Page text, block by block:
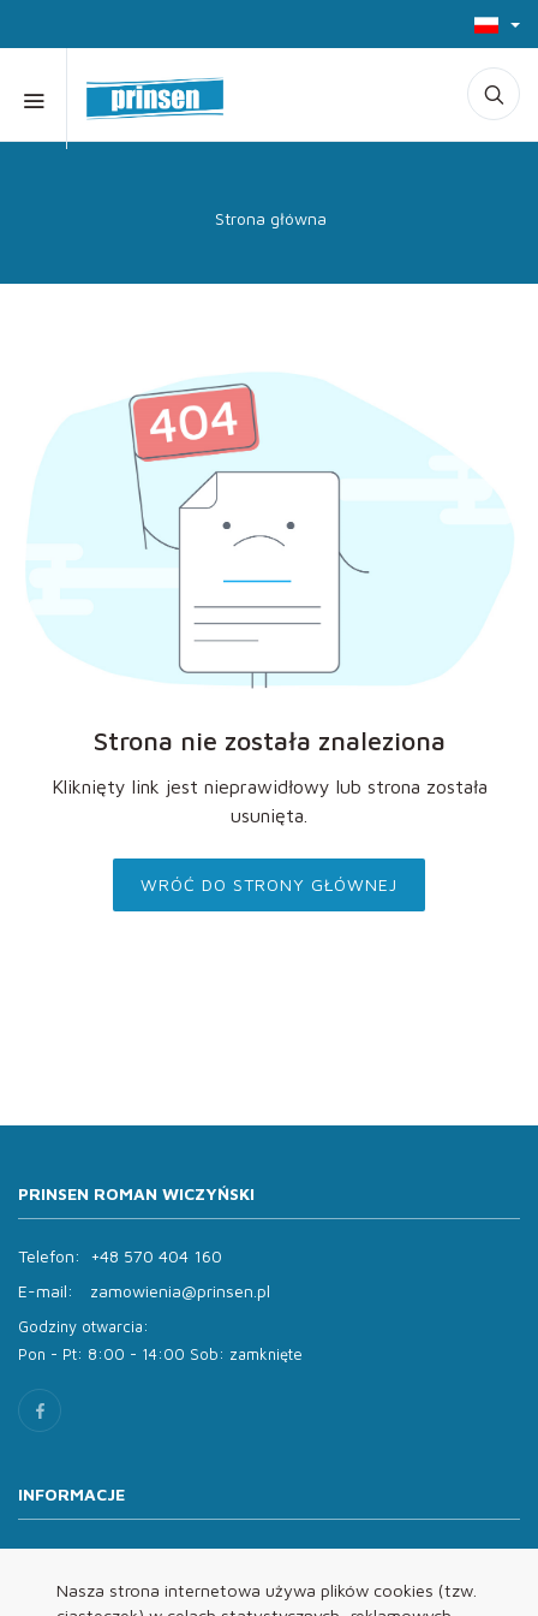
Nasza strona internetowa używa plików cookies (tzw.
Strona główna
Strona nie została znaleziona
Kliknięty link jest nieprawidłowy lub strona została
usunięta.
WRÓĆ DO STRONY GŁÓWNEJ
PRINSEN ROMAN WICZYŃSKI
Telefon:
+48 570 404 160
E-mail:
zamowienia@prinsen.pl
Godziny otwarcia:
Pon - Pt: 8:00 - 14:00 Sob: zamknięte
INFORMACJE
Oferta